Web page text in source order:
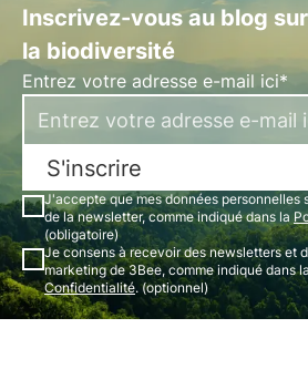
Inscrivez-vous au blog
la biodiversité
Entrez votre adresse e-mail ici*
S'inscrire
J'accepte que mes données personnelles
de la newsletter, comme indiqué dans la
(obligatoire)
Je consens à recevoir des newsletters et
marketing de 3Bee, comme indiqué dans la
Confidentialité. (optionnel)